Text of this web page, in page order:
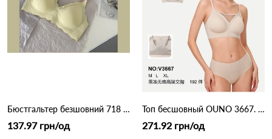
Бюстгальтер безшовний 718 19,4 Салатовий
137.97 грн/од
Топ бесшовный OUNO 3667. Различные цвета.
271.92 грн/од